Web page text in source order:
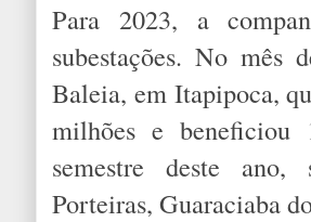
Para 2023, a
subestações. No mês
Baleia, em Itapipoca,
milhões e
semestre deste ano,
Porteiras, Guaraciaba